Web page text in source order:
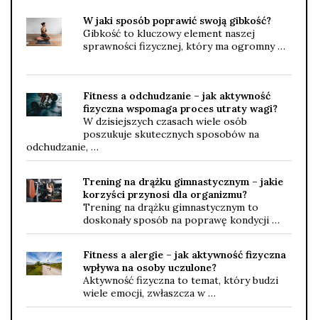
W jaki sposób poprawić swoją gibkość?
Gibkość to kluczowy element naszej
sprawności fizycznej, który ma ogromny …
Fitness a odchudzanie – jak aktywność
fizyczna wspomaga proces utraty wagi?
W dzisiejszych czasach wiele osób
poszukuje skutecznych sposobów na
odchudzanie, …
Trening na drążku gimnastycznym – jakie
korzyści przynosi dla organizmu?
Trening na drążku gimnastycznym to
doskonały sposób na poprawę kondycji …
Fitness a alergie – jak aktywność fizyczna
wpływa na osoby uczulone?
Aktywność fizyczna to temat, który budzi
wiele emocji, zwłaszcza w …